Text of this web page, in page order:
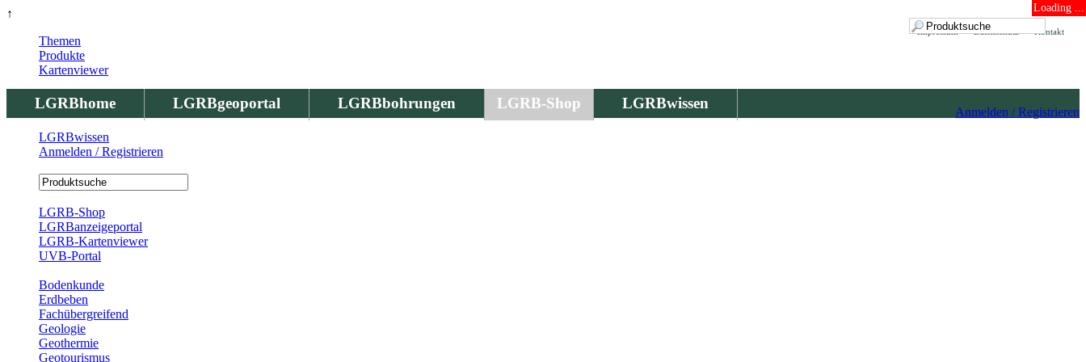
↑ Loading ...
Kontakt
Datenschutz
Impressum
LGRBhome LGRBgeoportal LGRBbohrungen LGRB-Shop LGRBwissen
Anmelden / Registrieren
Themen
Produkte
Kartenviewer
LGRBwissen
Anmelden / Registrieren
LGRB-Shop
LGRBanzeigeportal
LGRB-Kartenviewer
UVB-Portal
Bodenkunde
Erdbeben
Fachübergreifend
Geologie
Geothermie
Geotourismus